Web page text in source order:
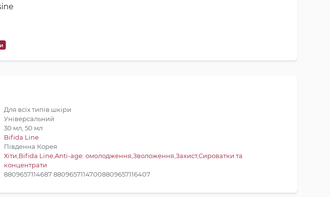
Для всіх типів шкіри
Універсальний
30 мл, 50 мл
Bifida Line
Південна Корея
Хіти,Bifida Line,Anti-age: омолодження,Зволоження,Захист,Сироватки та
концентрати
8809657114687 88096571147008809657116407